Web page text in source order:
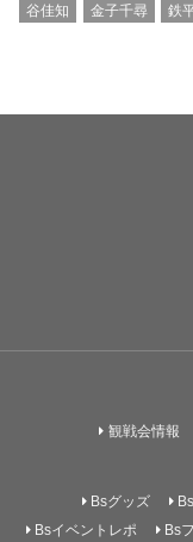
谷佳知
金子千尋 鉄
観戦会情報
Bsグッズ
Bsイベントレポ
Bs